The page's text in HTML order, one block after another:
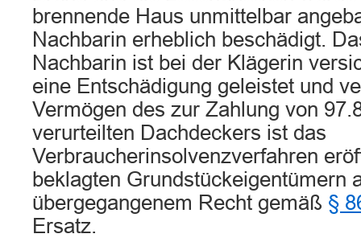
brennende Haus unmittelbar
Nachbarin erheblich beschädigt.
Nachbarin ist bei der Klägerin
eine Entschädigung geleistet und
Vermögen des zur Zahlung von
verurteilten Dachdeckers ist das
Verbraucherinsolvenzverfahren
beklagten Grundstückeigentümern
übergegangenem Recht gemäß §
Ersatz.